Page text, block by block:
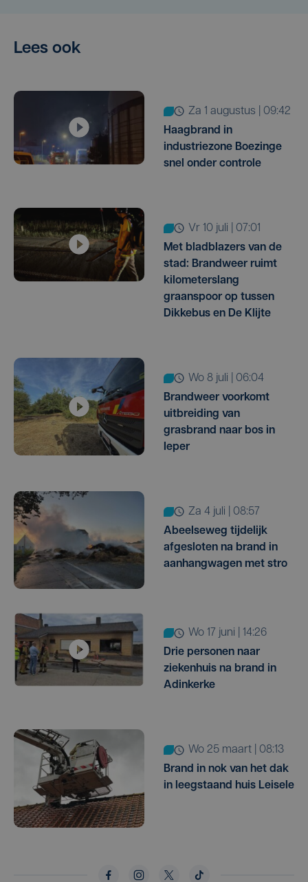
Lees ook
za 1 augustus | 09:42
Haagbrand in
industriezone Boezinge
snel onder controle
vr 10 juli | 07:01
Met bladblazers van de
stad: Brandweer ruimt
kilometerslang
graanspoor op tussen
Dikkebus en De Klijte
wo 8 juli | 06:04
Brandweer voorkomt
uitbreiding van
grasbrand naar bos in
Ieper
za 4 juli | 08:57
Abeelseweg tijdelijk
afgesloten na brand in
aanhangwagen met stro
wo 17 juni | 14:26
Drie personen naar
ziekenhuis na brand in
Adinkerke
wo 25 maart | 08:13
Brand in nok van het dak
in leegstaand huis Leisele